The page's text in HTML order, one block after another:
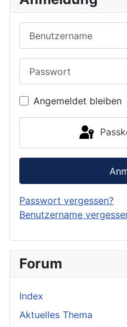
Angemeldet bleiben
Passwort vergessen?
Benutzername
Forum
Index
Aktuelles Thema